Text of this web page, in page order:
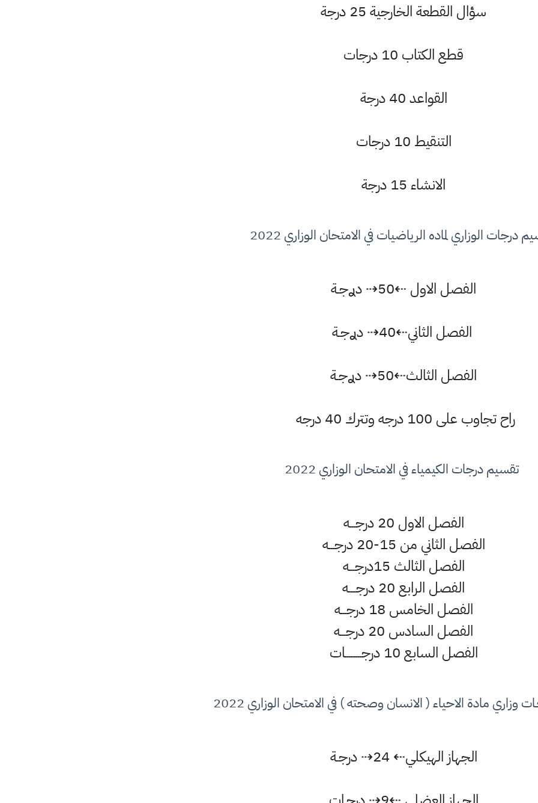
سؤال القطعة الخارجية 25 درجة
قطع الكتاب 10 درجات
القواعد 40 درجة
التنقيط 10 درجات
الانشاء 15 درجة
درجات الوزاري لماده الرياضيات في الامتحان الوزاري 2022
الفصل الاول ⇠50⇢ دࢪجـة
الفصل الثاني⇠40⇢ دࢪجـة
الفصل الثالث⇠50⇢ دࢪجـة
راح تجاوب على 100 درجه وتترك 40 درجه
تقسيم درجات الكيمياء في الامتحان الوزاري 2022
الفصل الاول 20 درجـــه
الفصل الثاني من 15-20 درجـــه
الفصل الثالث 15درجـــه
الفصل الرابع 20 درجــــه
الفصل الخامس 18 درجـــه
الفصل السادس 20 درجـــه
الفصل السابع 10 درجـــــــــات
وزاري مادة الاحياء ( الانسان وصحته ) في الامتحان الوزاري 2022
الجهاز الهيكلي⇠ 24⇢ درجـة